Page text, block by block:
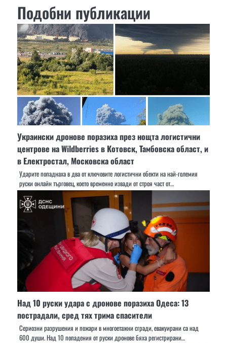
Подобни публикации
Украински дронове поразиха през нощта логистични
центрове на Wildberries в Котовск, Тамбовска област, и
в Електростал, Московска област
Ударите попаднаха в два от ключовите логистични обекти на най-големия
руски онлайн търговец, което временно извади от строя част от…
Над 10 руски удара с дронове поразиха Одеса: 13
пострадали, сред тях трима спасители
Сериозни разрушения и пожари в многоетажни сгради, евакуирани са над
600 души. Над 10 попадения от руски дронове бяха регистрирани…